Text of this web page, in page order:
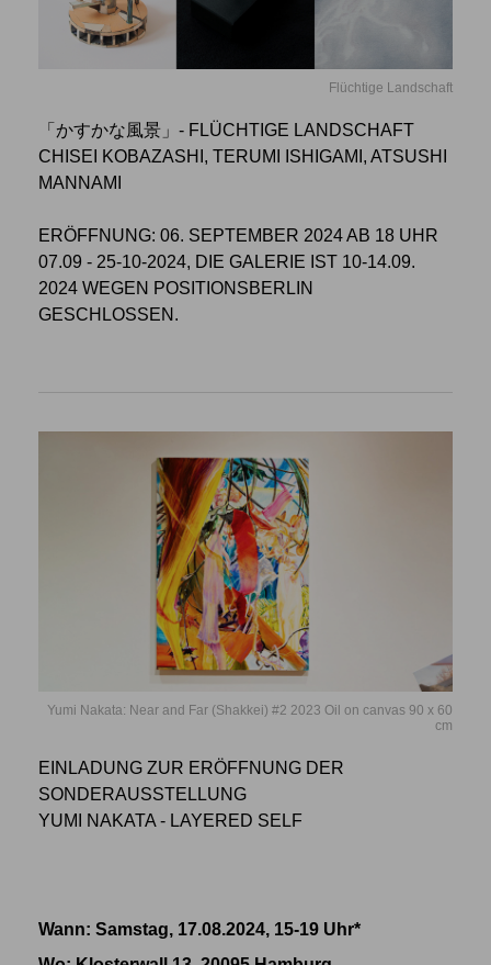
Flüchtige Landschaft
「かすかな風景」- FLÜCHTIGE LANDSCHAFT
CHISEI KOBAZASHI, TERUMI ISHIGAMI, ATSUSHI
MANNAMI
ERÖFFNUNG: 06. SEPTEMBER 2024 AB 18 UHR
07.09 - 25-10-2024, DIE GALERIE IST 10-14.09.
2024 WEGEN POSITIONSBERLIN
GESCHLOSSEN.
Yumi Nakata: Near and Far (Shakkei) #2 2023 Oil on canvas 90 x 60
cm
EINLADUNG ZUR ERÖFFNUNG DER
SONDERAUSSTELLUNG
YUMI NAKATA - LAYERED SELF
Wann: Samstag, 17.08.2024, 15-19 Uhr*